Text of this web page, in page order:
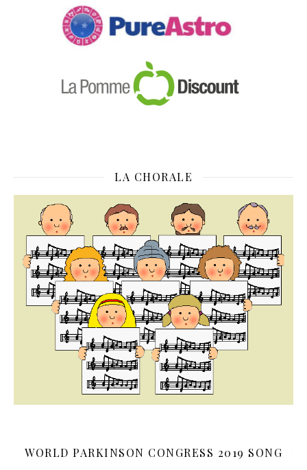
LA CHORALE
WORLD PARKINSON CONGRESS 2019 SONG